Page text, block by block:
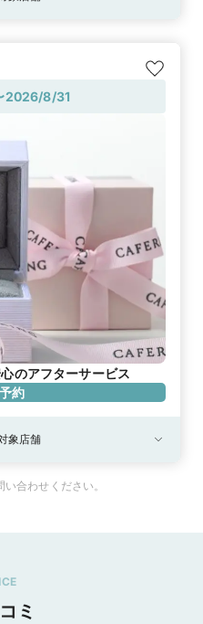
2026/8/31
のアフターサービス
約
象店舗
合わせください。
ミ